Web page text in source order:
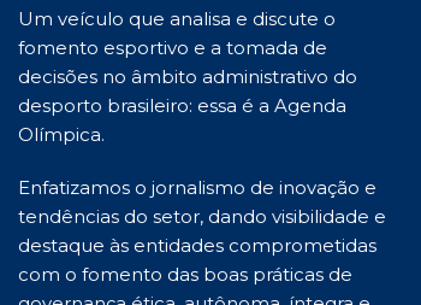
Um veículo que analisa e discute o
fomento esportivo e a tomada de
decisões no âmbito administrativo do
desporto brasileiro: essa é a Agenda
Olímpica.
Enfatizamos o jornalismo de inovação e
tendências do setor, dando visibilidade e
destaque às entidades comprometidas
com o fomento das boas práticas de